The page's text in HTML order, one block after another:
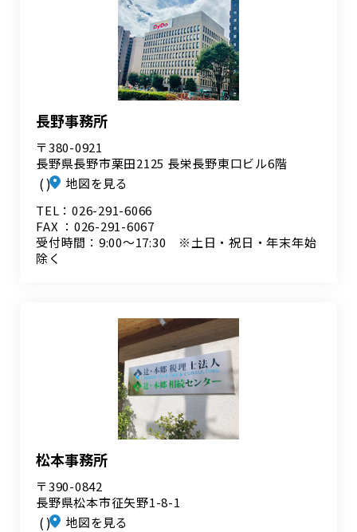
長野事務所
〒380-0921
長野県長野市栗田2125 長栄長野東口ビル6階
地図を見る
TEL：026-291-6066
FAX ：026-291-6067
受付時間：9:00～17:30 ※土日・祝日・年末年始
除く
松本事務所
〒390-0842
長野県松本市征矢野1-8-1
地図を見る